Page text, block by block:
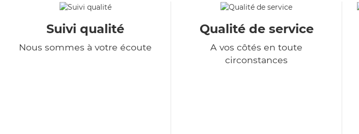
Suivi qualité
Nous sommes à votre écoute
Qualité de service
A vos côtés en toute
circonstances